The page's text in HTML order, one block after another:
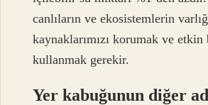
canlıların ve ekosistemlerin
kaynaklarımızı korumak ve
kullanmak gerekir.
Yer kabuğunun diğer